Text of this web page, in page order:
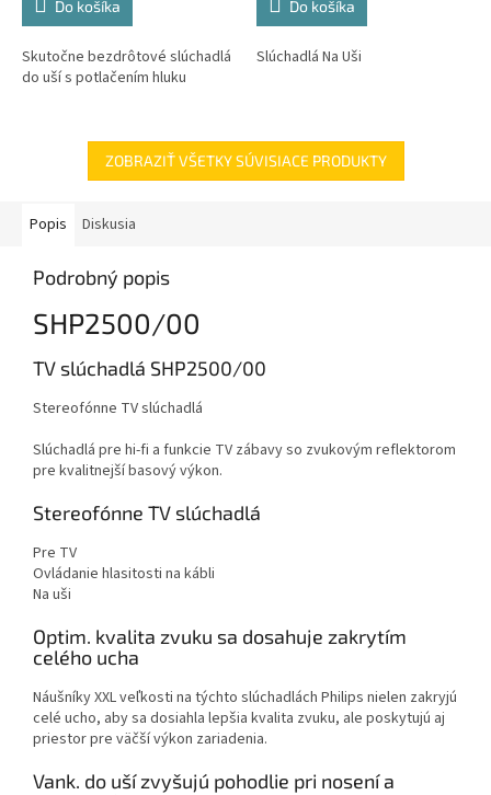
Do košíka
Skutočne bezdrôtové slúchadlá
do uší s potlačením hluku
Do košíka
Slúchadlá Na Uši
ZOBRAZIŤ VŠETKY SÚVISIACE PRODUKTY
Popis Diskusia
Podrobný popis
SHP2500/00
TV slúchadlá SHP2500/00
Stereofónne TV slúchadlá
Slúchadlá pre hi-fi a funkcie TV zábavy so zvukovým reflektorom
pre kvalitnejší basový výkon.
Stereofónne TV slúchadlá
Pre TV
Ovládanie hlasitosti na kábli
Na uši
Optim. kvalita zvuku sa dosahuje zakrytím
celého ucha
Náušníky XXL veľkosti na týchto slúchadlách Philips nielen zakryjú
celé ucho, aby sa dosiahla lepšia kvalita zvuku, ale poskytujú aj
priestor pre väčší výkon zariadenia.
Vank. do uší zvyšujú pohodlie pri nosení a